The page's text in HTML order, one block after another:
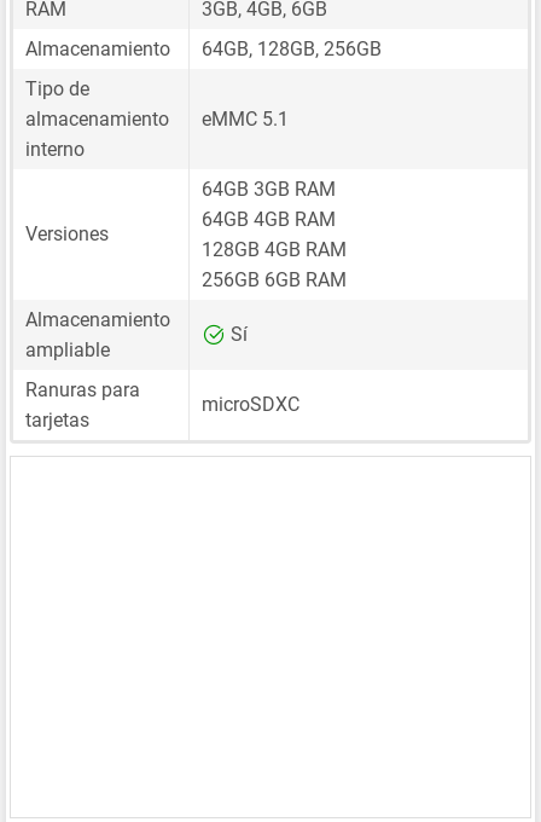
RAM
3GB, 4GB, 6GB
Almacenamiento
64GB, 128GB, 256GB
Tipo de
almacenamiento
interno
eMMC 5.1
Versiones
64GB 3GB RAM
64GB 4GB RAM
128GB 4GB RAM
256GB 6GB RAM
Almacenamiento
ampliable
Sí
Ranuras para
tarjetas
microSDXC